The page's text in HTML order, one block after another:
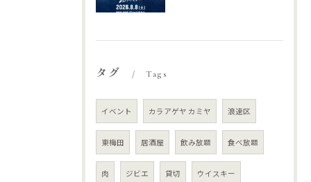
タグ Tags
イベント カラアゲヤ カミヤ 浪速区
東梅田 居酒屋 飲み放題 食べ放題
肉 ジビエ 貸切 ウイスキー